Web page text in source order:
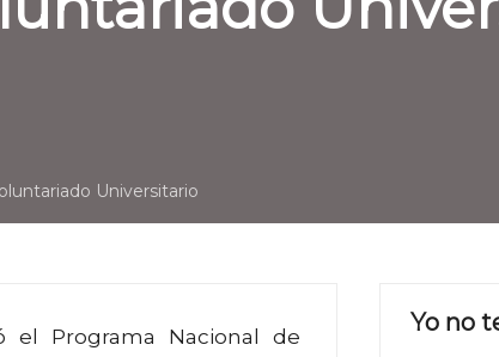
Universitario
Programa Nacional de
Yo no